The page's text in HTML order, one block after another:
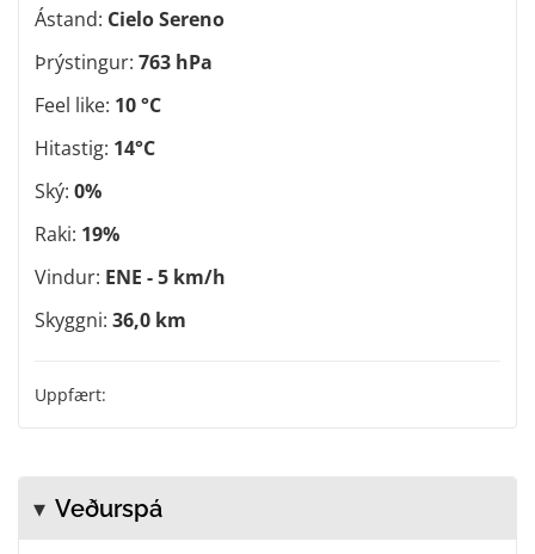
Ástand: Cielo Sereno
Þrýstingur: 763 hPa
Feel like: 10 °C
Hitastig: 14°C
Ský: 0%
Raki: 19%
Vindur: ENE - 5 km/h
Skyggni: 36,0 km
Uppfært:
Veðurspá